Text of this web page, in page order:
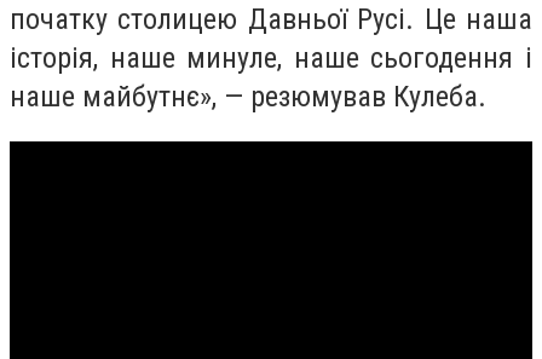
початку столицею Давньої Русі. Це наша
історія, наше минуле, наше сьогодення і
наше майбутнє», — резюмував Кулеба.